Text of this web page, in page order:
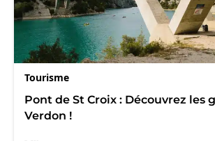
Tourisme
Pont de St Croix : Découvrez les
Verdon !